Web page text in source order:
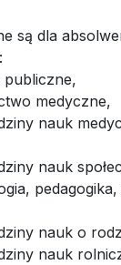
są dla
medyczne,
nauk
nauk
nauk o
nauk